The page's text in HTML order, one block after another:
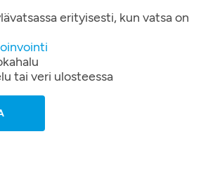
erityisesti, kun vatsa on
tai veri ulosteessa